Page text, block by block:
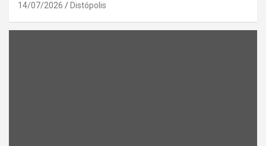
14/07/2026 Distópolis